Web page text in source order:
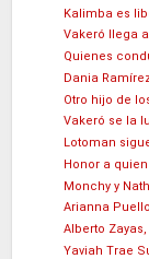
Kalimba es
Vakeró llega
Quienes
Dania
Otro hijo de
Vakeró se la
Lotoman
Honor a
Monchy y
Arianna
Alberto
Yaviah Trae